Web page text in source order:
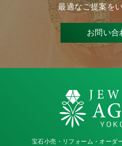
最適なご提案を
お問い合
宝石小売・リフォーム・オーダ